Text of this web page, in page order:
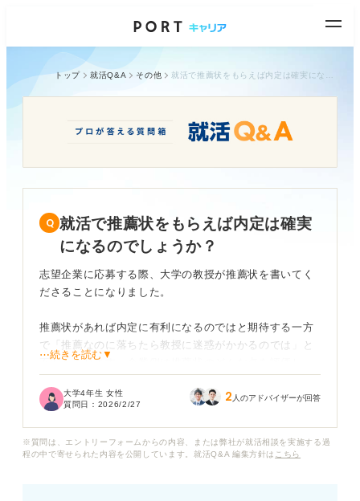
トップ 就活Q&A その他
就活で推薦状をもらえば内定は確実
になるのでしょうか？
志望企業に応募する際、大学の教授が推薦状を書いてく
ださることになりました。
推薦状があれば内定に有利になるのではと期待する一方
で「推薦なのに落ちたら教授に迷惑がかかるのでは」と
不安もあります。企業側は推薦状のどんな点を評価し、
⋯続きを読む▼
大学4年生 女性
質問日： 2026/2/27 2 人のアドバイザーが回答
※質問は、エントリーフォームからの内容、または弊社が就活相談を実施する過
程の中で寄せられた内容を公開しています。就活Q&A 編集方針は こちら